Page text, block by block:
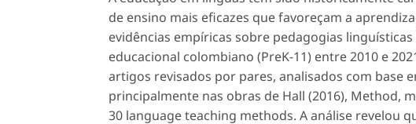
de ensino mais eficazes que favoreçam a
evidências empíricas sobre pedagogias
educacional colombiano (PreK-11) entre 2010 e
artigos revisados por pares, analisados com base
principalmente nas obras de Hall (2016), Method,
30 language teaching methods. A análise revelou